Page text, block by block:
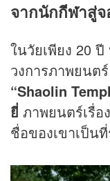
จากนักกีฬาสู่จ
ในวัยเพียง 20
วงการภาพยนต
“Shaolin
ยี่ ภาพยนตร์เรื่อ
ชื่อของเขาเป็น